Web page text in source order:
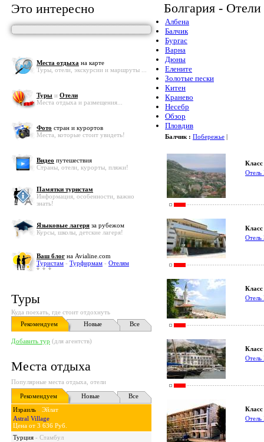
Это интересно
Места отдыха на карте
Туры, отели, экскурсии и маршруты ...
Туры и Отели
Места отдыха и размещения...
Фото стран и курортов
Места, которые стоит увидеть!
Видео путешествия
Страны, отели, курорты, пляжи!
Памятки туристам
Информация, особенности, важно
знать!
Языковые лагеря за рубежом
Курсы, школы, детские лагеря!
Ваш блог на Avialine.com
Туристам - Турфирмам - Отелям
Туры
Куда поехать, где стоит отдохнуть
Рекомендуем
Новые Все
Добавить тур (для агентств)
Места отдыха
Популярные места отдыха, отели
Рекомендуем
Новые
Все
Израиль - Эйлат
Astral Village
Цена от 3 636 Руб.
Турция - Стамбул
Болгария - Отели
Албена
Балчик
Бургас
Варна
Дюны
Елените
Золотые пески
Китен
Кранево
Несебр
Обзор
Пловдив
Балчик : Побережье |
Отель
Отель
Отель
Отель
Отель